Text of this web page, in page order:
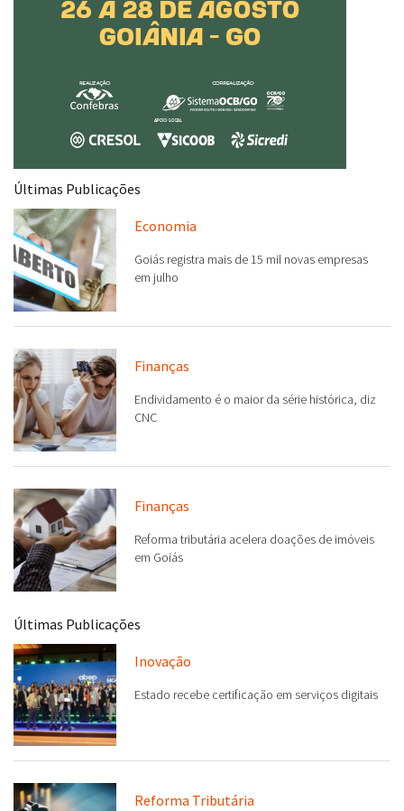
Últimas Publicações
Economia
Goiás registra mais de 15 mil novas empresas
em julho
Finanças
Endividamento é o maior da série histórica, diz
CNC
Finanças
Reforma tributária acelera doações de imóveis
em Goiás
Últimas Publicações
Inovação
Estado recebe certificação em serviços digitais
Reforma Tributária